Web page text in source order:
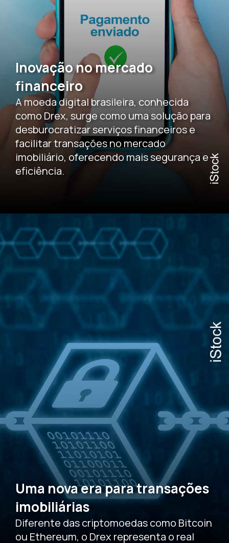
Inovação no mercado
financeiro
A moeda digital brasileira, conhecida
como Drex, surge como uma solução para
desburocratizar serviços financeiros e
facilitar transações no mercado
imobiliário, oferecendo mais segurança e
eficiência.
Uma nova era para transações
imobiliárias
Diferente das criptomoedas como Bitcoin
ou Ethereum, o Drex representa o real